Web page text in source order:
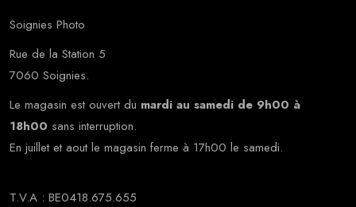
Soignies Photo
Rue de la Station 5
7060 Soignies.
Le magasin est ouvert du mardi au samedi de 9h00 à
18h00 sans interruption.
En juillet et aout le magasin ferme à 17h00 le samedi.
T.V.A : BE0418.675.655